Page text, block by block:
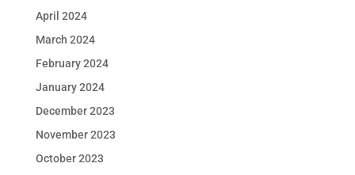
April 2024
March 2024
February 2024
January 2024
December 2023
November 2023
October 2023